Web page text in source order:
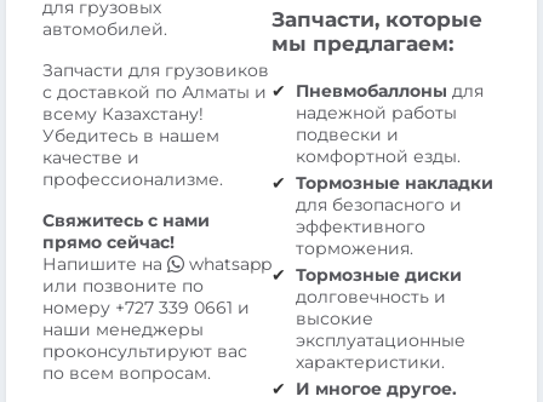
для грузовых
автомобилей.
Запчасти для грузовиков
с доставкой по Алматы и
всему Казахстану!
Убедитесь в нашем
качестве и
профессионализме.
Свяжитесь с нами
прямо сейчас!
Напишите на
whatsapp
или позвоните по
номеру +727 339 0661 и
наши менеджеры
проконсультируют вас
по всем вопросам.
Запчасти, которые
мы предлагаем:
Пневмобаллоны для
надежной работы
подвески и
комфортной езды.
Тормозные накладки
для безопасного и
эффективного
торможения.
Тормозные диски
долговечность и
высокие
эксплуатационные
характеристики.
И многое другое.